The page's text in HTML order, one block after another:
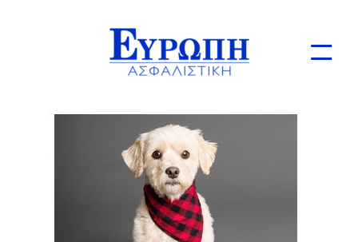
Ιδιώτες
Επιχειρήσεις